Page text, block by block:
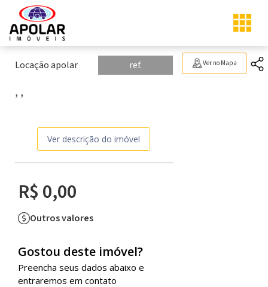
Ver no Mapa
Locação apolar ref.
, ,
Ver descrição do imóvel
R$ 0,00
Outros valores
Gostou deste imóvel?
Preencha seus dados abaixo e
entraremos em contato